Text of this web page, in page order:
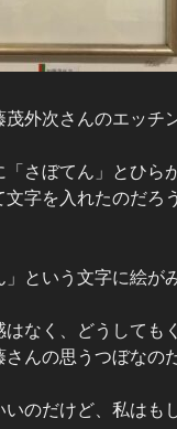
茂外次さんのエッチ
「さぼてん」とひら
文字を入れたのだろ
」という文字に絵が
はなく、どうしても
さんの思うつぼなの
いのだけど、私はも